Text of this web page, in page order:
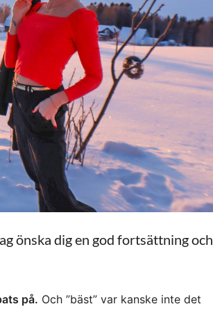
önska dig en god fortsättning och
på. Och ”bäst” var kanske inte det